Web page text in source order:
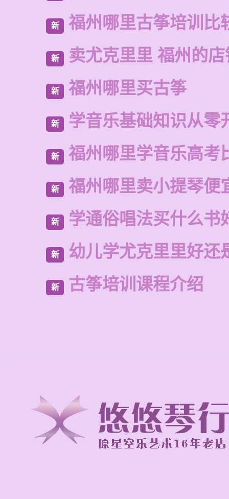
新 福州哪里古筝培训比
新 卖尤克里里 福州的
新 福州哪里买古筝
新 学音乐基础知识从零
新 福州哪里学音乐高考
新 福州哪里卖小提琴便
新 学通俗唱法买什么书
新 幼儿学尤克里里好还
新 古筝培训课程介绍